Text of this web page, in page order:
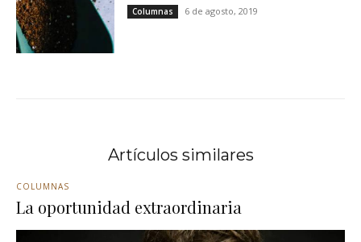
Columnas 6 de agosto, 2019
Artículos similares
COLUMNAS
La oportunidad extraordinaria